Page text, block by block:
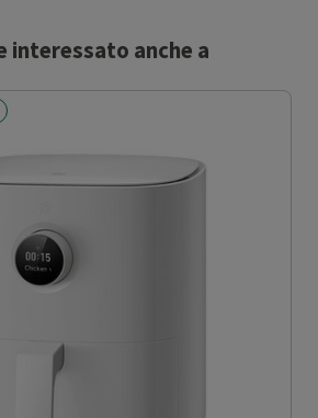
interessato anche a